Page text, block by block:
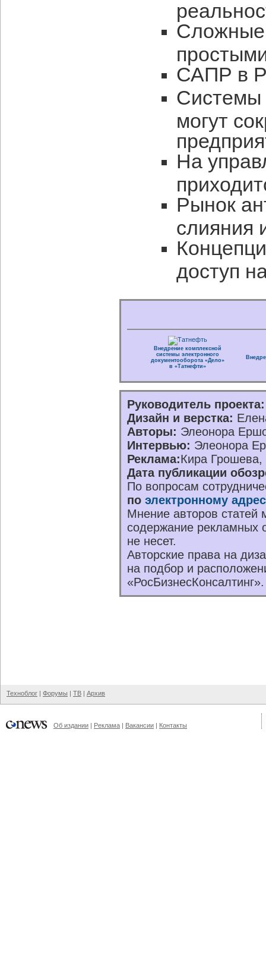
САПР в
Системы
могут
На
Рынок
слияния
доступ
Внедрение комплексной
системы электронного
документооборота «Дело»
в «Татнефти»
Руководитель проекта:
Дизайн и верстка:
Авторы: Элеонора
Интервью: Элеонора
Реклама:Кира
Дата публикации
По вопросам
по электронному
Мнение авторов статей
содержание рекламных
не несет.
Авторские права на
на подбор и
Техноблог | Форумы | ТВ | Архив
Об издании | Реклама | Вакансии | Контакты